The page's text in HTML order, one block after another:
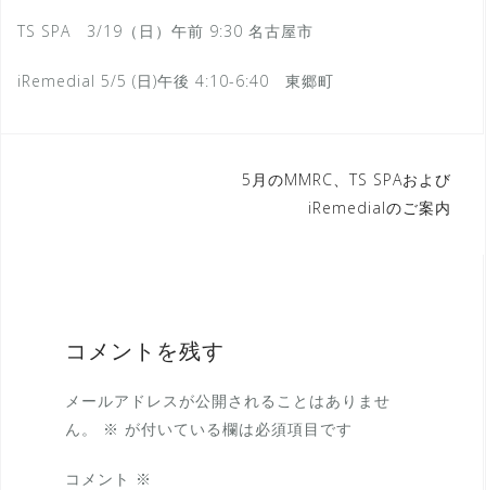
TS SPA 3/19（日）午前 9:30 名古屋市
iRemedial 5/5 (日)午後 4:10-6:40 東郷町
5月のMMRC、TS SPAおよび
iRemedialのご案内
コメントを残す
メールアドレスが公開されることはありませ
ん。
※ が付いている欄は必須項目です
コメント ※